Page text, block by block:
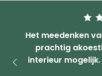
Het meedenken
prachtig
interieur mogelijk.